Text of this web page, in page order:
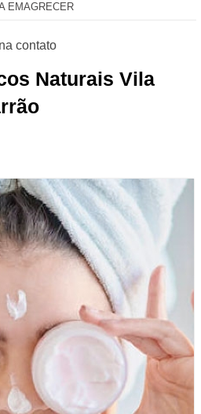
EMAGRECER
Naturais Vila